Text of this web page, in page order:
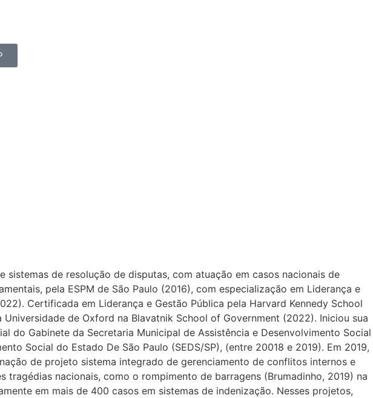
de resolução de disputas, com atuação em casos nacionais de
pela ESPM de São Paulo (2016), com especialização em Liderança e
Certificada em Liderança e Gestão Pública pela Harvard Kennedy School
de Oxford na Blavatnik School of Government (2022). Iniciou sua
do Gabinete da Secretaria Municipal de Assistência e Desenvolvimento Social
Social do Estado De São Paulo (SEDS/SP), (entre 20018 e 2019). Em 2019,
de projeto sistema integrado de gerenciamento de conflitos internos e
nacionais, como o rompimento de barragens (Brumadinho, 2019) na
em mais de 400 casos em sistemas de indenização. Nesses projetos,